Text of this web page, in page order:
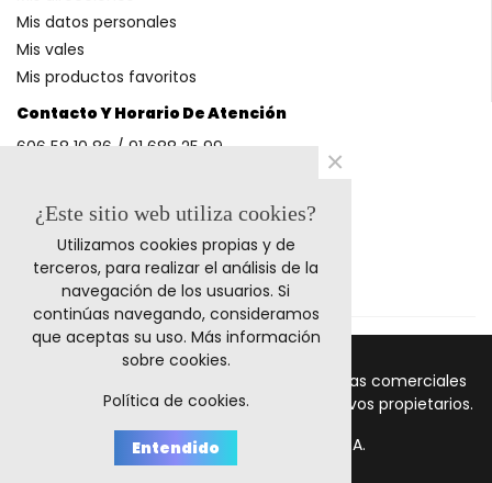
Contacto Y Horario De Atención
606 58 10 86 / 91 688 25 99
Métodos De Pago
Mis datos personales
Mis vales
Mis productos favoritos
© 2011-2024 Retrocables. Los logos y marcas comerciales
mencionadas corresponden a sus respectivos propietarios.
Todos los precios incluyen I.V.A.
¿Este sitio web utiliza cookies?
Utilizamos cookies propias y de
terceros, para realizar el análisis de la
navegación de los usuarios. Si
continúas navegando, consideramos
que aceptas su uso. Más información
sobre cookies.
Política de cookies.
Entendido
×